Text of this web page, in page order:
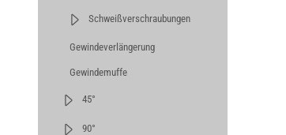
Schweißverschraubungen
Gewindeverlängerung
Gewindemuffe
45°
90°